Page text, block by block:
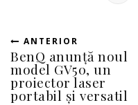
ANTERIOR
BenQ anunță noul
model GV50, un
proiector laser
portabil şi versatil